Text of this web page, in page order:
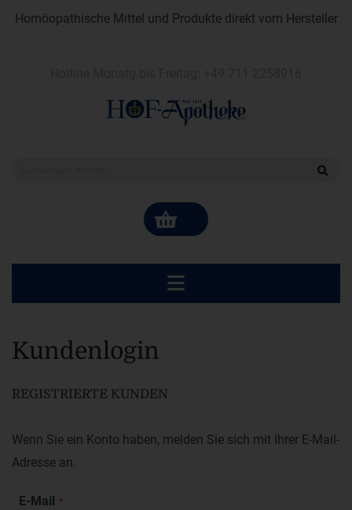
Homöopathische Mittel und Produkte direkt vom Hersteller
Kundenlogin
REGISTRIERTE KUNDEN
Wenn Sie ein Konto haben, melden Sie sich mit Ihrer E-Mail-
Adresse an.
E-Mail